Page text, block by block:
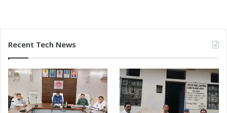
Recent Tech News